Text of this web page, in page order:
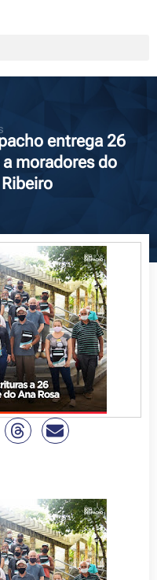
entrega 26
moradores do